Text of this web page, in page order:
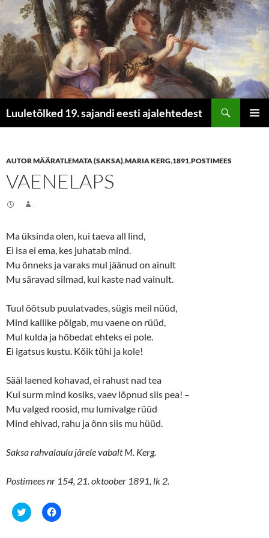
Luuletõlked 19. sajandi eesti ajalehtedest
AUTOR MÄÄRATLEMATA (SAKSA),MARIA KERG,1891,POSTIMEES
VAENELAPS
Ma üksinda olen, kui taeva all lind,
Ei isa ei ema, kes juhatab mind.
Mu õnneks ja varaks mul jäänud on ainult
Mu säravad silmad, kui kaste nad vainult.
Tuul õõtsub puulatvades, sügis meil nüüd,
Mind kallike põlgab, mu vaene on rüüd,
Mul kulda ja hõbedat ehteks ei pole.
Ei igatsus kustu. Kõik tühi ja kole!
Sääl laened kohavad, ei rahust nad tea
Kui surm mind kosiks, vaev lõpnud siis pea! –
Mu valged roosid, mu lumivalge rüüd
Mind ehivad, rahu ja õnn siis mu hüüd.
Saksa rahvalaulu järele vabalt M. Kerg.
Postimees nr 154, 21. oktoober 1891, lk 2.
C
l
C
l